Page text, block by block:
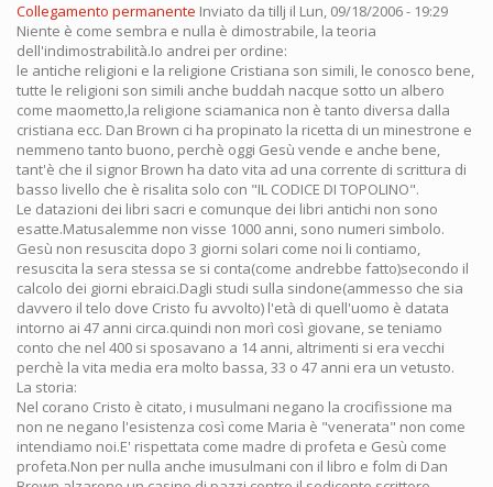
Collegamento permanente Inviato da tillj il Lun, 09/18/2006 - 19:29
Niente è come sembra e nulla è dimostrabile, la teoria
dell'indimostrabilità.Io andrei per ordine:
le antiche religioni e la religione Cristiana son simili, le conosco bene,
tutte le religioni son simili anche buddah nacque sotto un albero
come maometto,la religione sciamanica non è tanto diversa dalla
cristiana ecc. Dan Brown ci ha propinato la ricetta di un minestrone e
nemmeno tanto buono, perchè oggi Gesù vende e anche bene,
tant'è che il signor Brown ha dato vita ad una corrente di scrittura di
basso livello che è risalita solo con "IL CODICE DI TOPOLINO".
Le datazioni dei libri sacri e comunque dei libri antichi non sono
esatte.Matusalemme non visse 1000 anni, sono numeri simbolo.
Gesù non resuscita dopo 3 giorni solari come noi li contiamo,
resuscita la sera stessa se si conta(come andrebbe fatto)secondo il
calcolo dei giorni ebraici.Dagli studi sulla sindone(ammesso che sia
davvero il telo dove Cristo fu avvolto) l'età di quell'uomo è datata
intorno ai 47 anni circa.quindi non morì così giovane, se teniamo
conto che nel 400 si sposavano a 14 anni, altrimenti si era vecchi
perchè la vita media era molto bassa, 33 o 47 anni era un vetusto.
La storia:
Nel corano Cristo è citato, i musulmani negano la crocifissione ma
non ne negano l'esistenza così come Maria è "venerata" non come
intendiamo noi.E' rispettata come madre di profeta e Gesù come
profeta.Non per nulla anche imusulmani con il libro e folm di Dan